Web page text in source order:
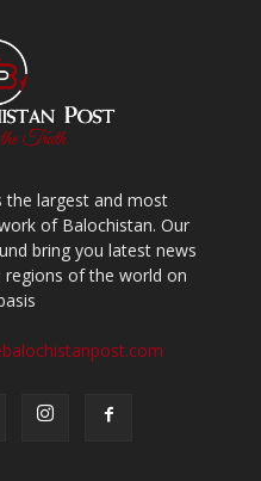
the largest and most
of Balochistan. Our
bring you latest news
of the world on